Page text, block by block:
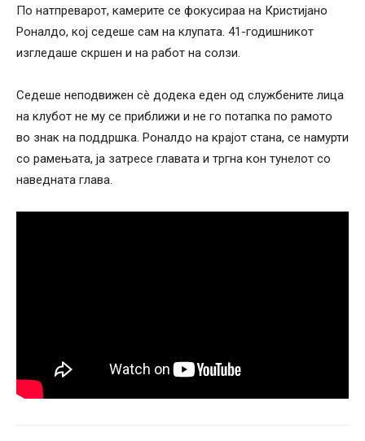
По натпреварот, камерите се фокусираа на Кристијано
Роналдо, кој седеше сам на клупата. 41-годишникот
изгледаше скршен и на работ на солзи.
Седеше неподвижен сè додека еден од службените лица
на клубот не му се приближи и не го потапка по рамото
во знак на поддршка. Роналдо на крајот стана, се намурти
со рамењата, ја затресе главата и тргна кон тунелот со
наведната глава.